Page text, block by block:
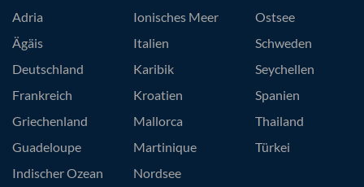
Adria
Ägäis
Deutschland
Frankreich
Griechenland
Guadeloupe
Indischer Ozean
Ionisches Meer
Italien
Karibik
Kroatien
Mallorca
Martinique
Nordsee
Ostsee
Schweden
Seychellen
Spanien
Thailand
Türkei